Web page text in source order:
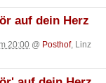
auf dein Herz
20:00 @ Posthof, Linz